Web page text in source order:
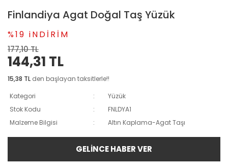
Finlandiya Agat Doğal Taş Yüzük
%19 iNDİRİM
177,10 TL
144,31 TL
15,38 TL den başlayan taksitlerle!!
Kategori
Yüzük
Stok Kodu
FNLDYA1
Malzeme Bilgisi
Altın Kaplama-Agat Taşı
GELİNCE HABER VER